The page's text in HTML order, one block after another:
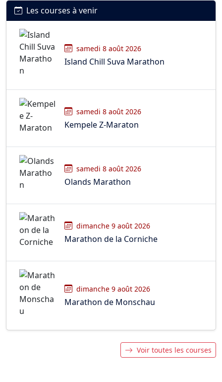
Les courses à venir
samedi 8 août 2026
Island Chill Suva Marathon
samedi 8 août 2026
Kempele Z-Maraton
samedi 8 août 2026
Olands Marathon
dimanche 9 août 2026
Marathon de la Corniche
dimanche 9 août 2026
Marathon de Monschau
Voir toutes les courses